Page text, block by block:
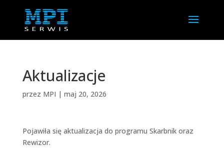
Aktualizacje
przez MPI | maj 20, 2026
Pojawiła się aktualizacja do programu Skarbnik oraz
Rewizor.